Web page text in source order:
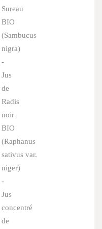
Sureau
BIO
(Sambucus
nigra)
-
Jus
de
Radis
noir
BIO
(Raphanus
sativus var.
niger)
-
Jus
concentré
de